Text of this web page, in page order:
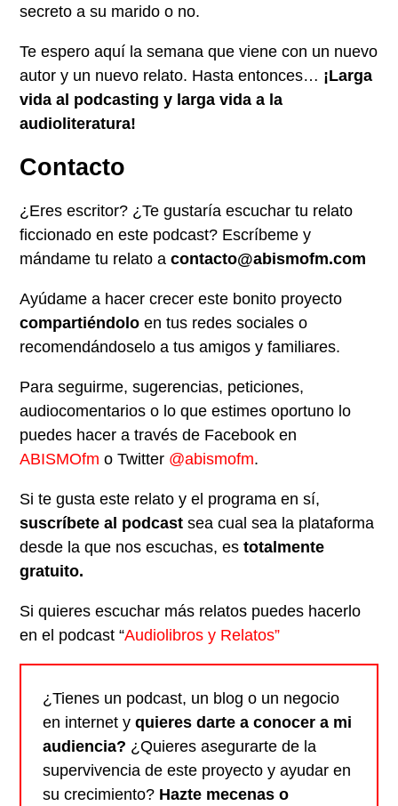
secreto a su marido o no.
Te espero aquí la semana que viene con un nuevo
autor y un nuevo relato. Hasta entonces… ¡Larga
vida al podcasting y larga vida a la
audioliteratura!
Contacto
¿Eres escritor? ¿Te gustaría escuchar tu relato
ficcionado en este podcast? Escríbeme y
mándame tu relato acontacto@abismofm.com
Ayúdame a hacer crecer este bonito proyecto
compartiéndolo en tus redes sociales o
recomendándoselo a tus amigos y familiares.
Para seguirme, sugerencias, peticiones,
audiocomentarios o lo que estimes oportuno lo
puedes hacer a través de Facebook en
ABISMOfm o Twitter @abismofm.
Si te gusta este relato y el programa en sí,
suscríbete al podcastsea cual sea la plataforma
desde la que nos escuchas, estotalmente
gratuito.
Si quieres escuchar más relatos puedes hacerlo
en el podcast “Audiolibros y Relatos”
¿Tienes un podcast, un blog o un negocio
en internet yquieres darte a conocer a mi
audiencia? ¿Quieres asegurarte de la
supervivencia de este proyecto y ayudar en
su crecimiento? Hazte mecenas o